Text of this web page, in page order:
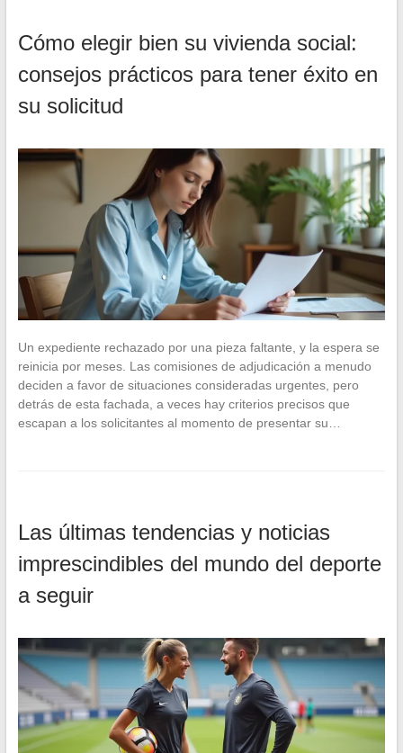
Cómo elegir bien su vivienda social:
consejos prácticos para tener éxito en
su solicitud
Un expediente rechazado por una pieza faltante, y la espera se
reinicia por meses. Las comisiones de adjudicación a menudo
deciden a favor de situaciones consideradas urgentes, pero
detrás de esta fachada, a veces hay criterios precisos que
escapan a los solicitantes al momento de presentar su…
Las últimas tendencias y noticias
imprescindibles del mundo del deporte
a seguir